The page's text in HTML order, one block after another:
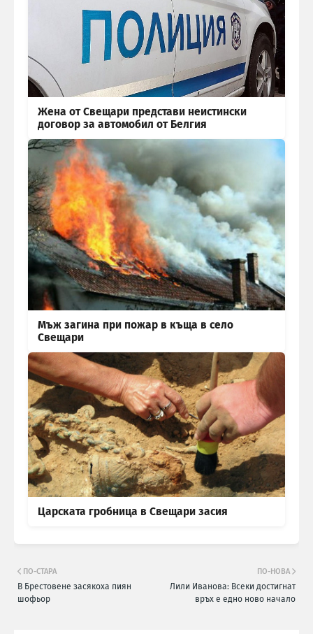
Жена от Свещари представи неистински
договор за автомобил от Белгия
Мъж загина при пожар в къща в село
Свещари
Царската гробница в Свещари засия
ПО-НОВА
Лили Иванова: Всеки достигнат
връх е едно ново начало
ПО-СТАРА
В Брестовене засякоха пиян
шофьор